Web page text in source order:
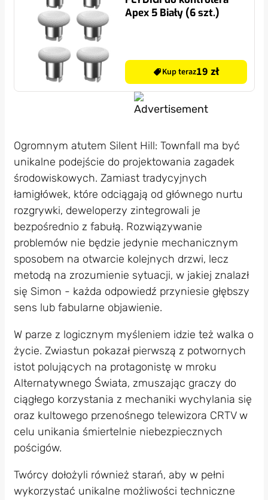
Apex 5 Biały (6 szt.)
Kup teraz19 zł
Ogromnym atutem Silent Hill: Townfall ma być
unikalne podejście do projektowania zagadek
środowiskowych. Zamiast tradycyjnych
łamigłówek, które odciągają od głównego nurtu
rozgrywki, deweloperzy zintegrowali je
bezpośrednio z fabułą. Rozwiązywanie
problemów nie będzie jedynie mechanicznym
sposobem na otwarcie kolejnych drzwi, lecz
metodą na zrozumienie sytuacji, w jakiej znalazł
się Simon - każda odpowiedź przyniesie głębszy
sens lub fabularne objawienie.
W parze z logicznym myśleniem idzie też walka o
życie. Zwiastun pokazał pierwszą z potwornych
istot polujących na protagonistę w mroku
Alternatywnego Świata, zmuszając graczy do
ciągłego korzystania z mechaniki wychylania się
oraz kultowego przenośnego telewizora CRTV w
celu unikania śmiertelnie niebezpiecznych
pościgów.
Twórcy dołożyli również starań, aby w pełni
wykorzystać unikalne możliwości techniczne